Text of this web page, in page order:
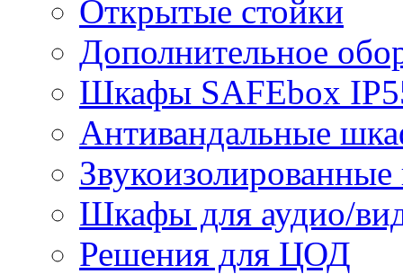
Открытые стойки
Дополнительное
Шкафы SAFEbox
Антивандальные
Шкафы для аудио/
Решения для ЦОД